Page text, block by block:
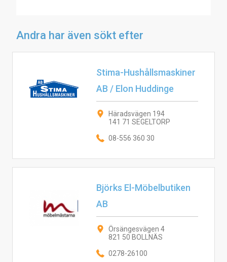
Andra har även sökt efter
Stima-Hushållsmaskiner
AB / Elon Huddinge
Häradsvägen 194
141 71 SEGELTORP
08-556 360 30
Björks El-Möbelbutiken
AB
Örsängesvägen 4
821 50 BOLLNÄS
0278-26100